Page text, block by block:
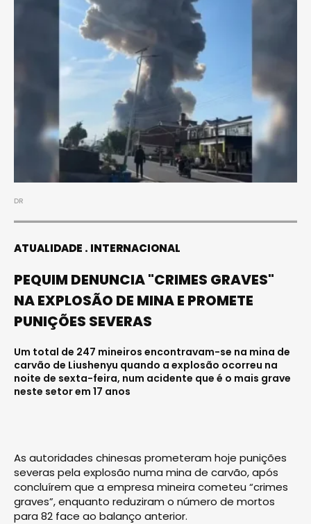
DR
ATUALIDADE INTERNACIONAL
PEQUIM DENUNCIA "CRIMES GRAVES"
NA EXPLOSÃO DE MINA E PROMETE
PUNIÇÕES SEVERAS
Um total de 247 mineiros encontravam-se na mina de
carvão de Liushenyu quando a explosão ocorreu na
noite de sexta-feira, num acidente que é o mais grave
neste setor em 17 anos
As autoridades chinesas prometeram hoje punições
severas pela explosão numa mina de carvão, após
concluírem que a empresa mineira cometeu “crimes
graves”, enquanto reduziram o número de mortos
para 82 face ao balanço anterior.